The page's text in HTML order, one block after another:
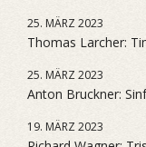
25. MÄRZ 2023
Thomas Larcher:
25. MÄRZ 2023
Anton Bruckner:
19. MÄRZ 2023